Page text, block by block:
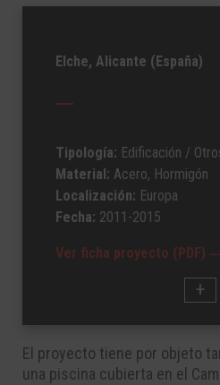
Elche, Alicante (España)
Tipología: Edificación /
Material: Acero, Hormigón
Localización: Europa
Fecha: 2011-2015
Ver ficha proyecto (PDF)
El proyecto tiene por objeto
una piscina cubierta en el